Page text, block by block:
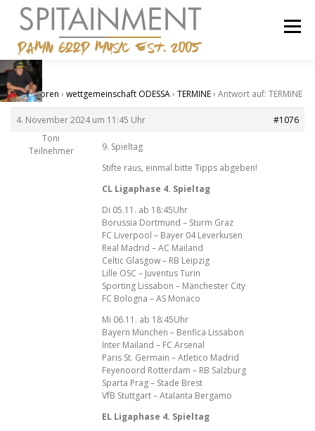
springen
Menü
STARTSEITE
Start›Foren › wettgemeinschaft ODESSA› TERMINE› Antwort auf: TERMINE
4. November 2024 um 11:45 Uhr
#1076
Toni
Teilnehmer
9. Spieltag
Stifte raus, einmal bitte Tipps abgeben!
CL Ligaphase 4. Spieltag
Di 05.11. ab 18:45Uhr
Borussia Dortmund – Sturm Graz
FC Liverpool – Bayer 04 Leverkusen
Real Madrid – AC Mailand
Celtic Glasgow – RB Leipzig
Lille OSC – Juventus Turin
Sporting Lissabon – Manchester City
FC Bologna – AS Monaco
Mi 06.11. ab 18:45Uhr
Bayern München – Benfica Lissabon
Inter Mailand – FC Arsenal
Paris St. Germain – Atletico Madrid
Feyenoord Rotterdam – RB Salzburg
Sparta Prag – Stade Brest
VfB Stuttgart – Atalanta Bergamo
EL Ligaphase 4. Spieltag